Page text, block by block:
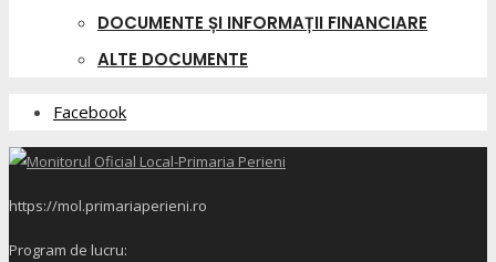
DOCUMENTE ȘI INFORMAȚII FINANCIARE
ALTE DOCUMENTE
Facebook
https://mol.primariaperieni.ro
Program de lucru: